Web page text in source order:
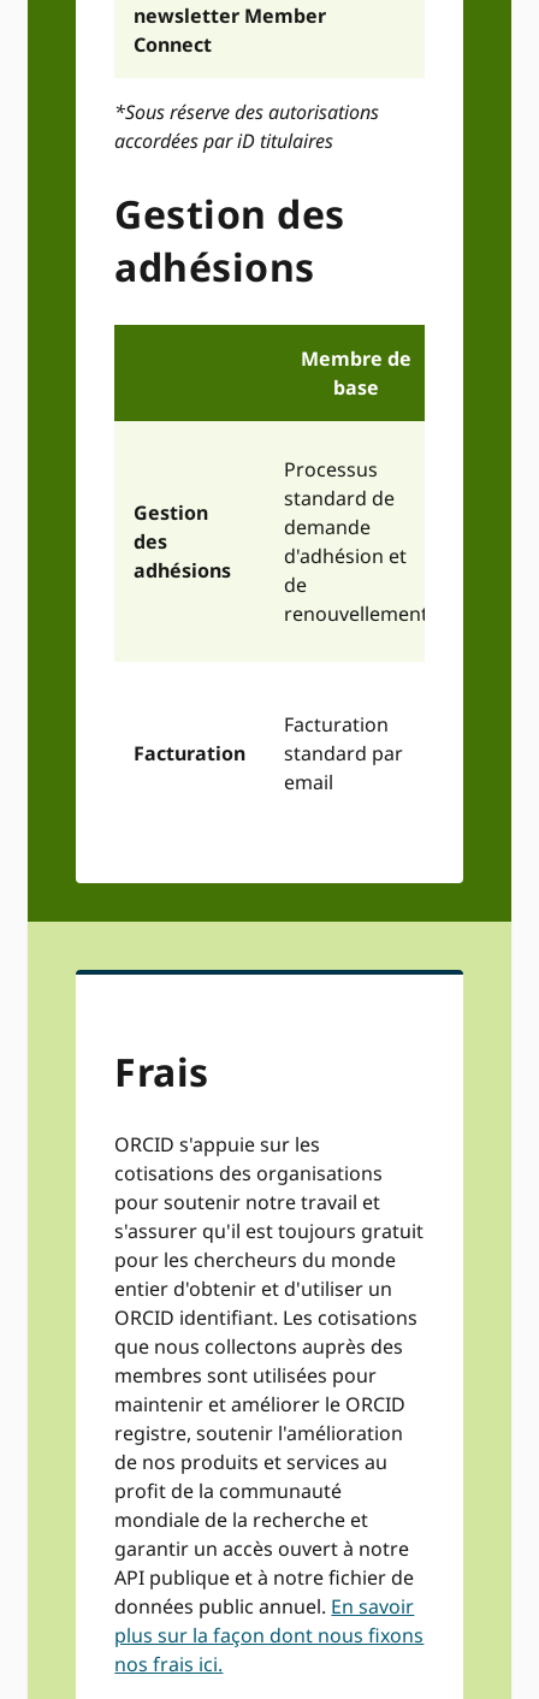
newsletter Member
Connect
*Sous réserve des autorisations
accordées par iD titulaires
Gestion des
adhésions
Membre de
base
Gestion
des
adhésions
Processus
standard de
demande
d'adhésion et
de
renouvellement
Facturation
Facturation
standard par
email
Frais
ORCID s'appuie sur les
cotisations des organisations
pour soutenir notre travail et
s'assurer qu'il est toujours gratuit
pour les chercheurs du monde
entier d'obtenir et d'utiliser un
ORCID identifiant. Les cotisations
que nous collectons auprès des
membres sont utilisées pour
maintenir et améliorer le ORCID
registre, soutenir l'amélioration
de nos produits et services au
profit de la communauté
mondiale de la recherche et
garantir un accès ouvert à notre
API publique et à notre fichier de
données public annuel. En savoir
plus sur la façon dont nous fixons
nos frais ici.